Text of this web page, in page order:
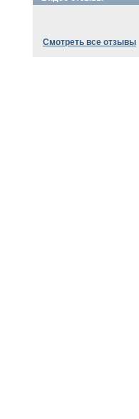
Смотреть все отзывы